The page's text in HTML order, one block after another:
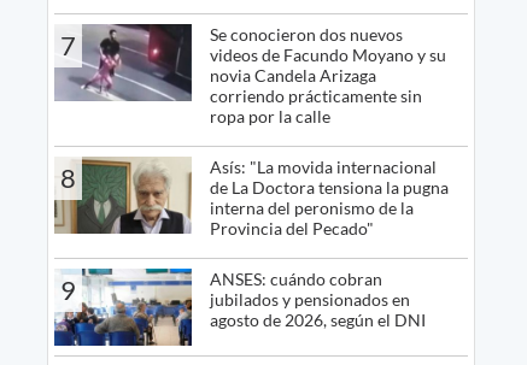
7
Se conocieron dos nuevos
videos de Facundo Moyano y su
novia Candela Arizaga
corriendo prácticamente sin
ropa por la calle
8
Asís: "La movida internacional
de La Doctora tensiona la pugna
interna del peronismo de la
Provincia del Pecado"
9
ANSES: cuándo cobran
jubilados y pensionados en
agosto de 2026, según el DNI